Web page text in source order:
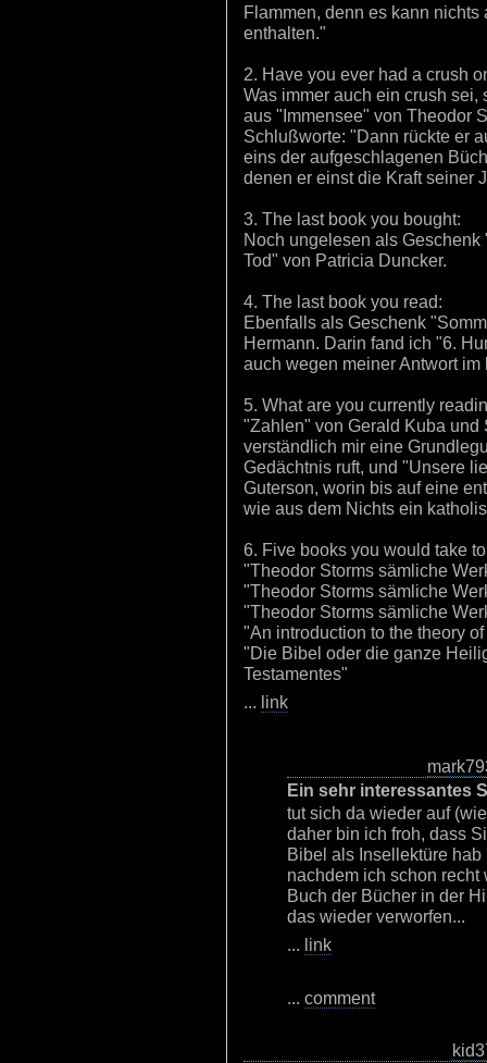
Flammen, denn es kann
enthalten."
2. Have you ever had a crush
Was immer auch ein crush sei,
aus "Immensee" von Theodor
Schlußworte: "Dann rückte er
eins der aufgeschlagenen
denen er einst die Kraft seiner
3. The last book you bought:
Noch ungelesen als
Tod" von Patricia Duncker.
4. The last book you read:
Ebenfalls als Geschenk
Hermann. Darin fand ich "6.
auch wegen meiner Antwort
5. What are you currently
"Zahlen" von Gerald Kuba und
verständlich mir eine
Gedächtnis ruft, und "Unsere
Guterson, worin bis auf eine
wie aus dem Nichts ein
6. Five books you would take
"Theodor Storms sämliche
"Theodor Storms sämliche
"Theodor Storms sämliche
"An introduction to the theory
"Die Bibel oder die ganze
Testamentes"
... link
Ein sehr interessantes
tut sich da wieder auf
daher bin ich froh, dass
Bibel als Insellektüre
nachdem ich schon
Buch der Bücher in der
das wieder verworfen...
... link
... comment